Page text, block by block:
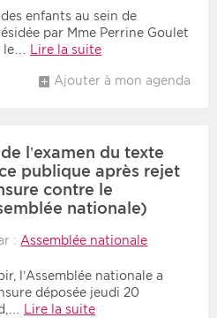
Zone géographique
de fin
Tri
Chronologique
Inversé
enfants au sein de
par Mme Perrine Goulet
le…
Lire la suite
Ajouter à mon agenda
l’examen du texte
publique après rejet
contre le
nationale)
: Assemblée nationale
l’Assemblée nationale a
déposée jeudi 20
Lire la suite